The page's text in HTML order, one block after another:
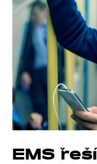
EMS řeší